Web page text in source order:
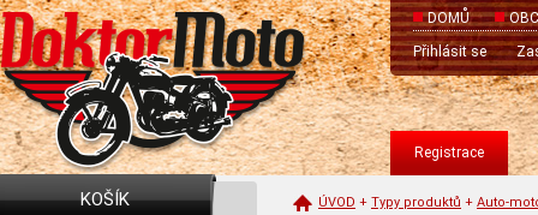
DOMŮ
Přihlásit se
Registrace
KOŠÍK ÚVOD + Typy produktů + Auto-